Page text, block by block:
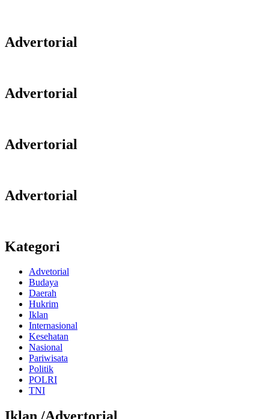
Advertorial
Advertorial
Advertorial
Advertorial
Kategori
Advetorial
Budaya
Daerah
Hukrim
Iklan
Internasional
Kesehatan
Nasional
Pariwisata
Politik
POLRI
TNI